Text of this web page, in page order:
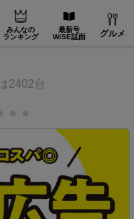
みんなの
ランキング
最新号
WiSE誌面
グルメ
2402台